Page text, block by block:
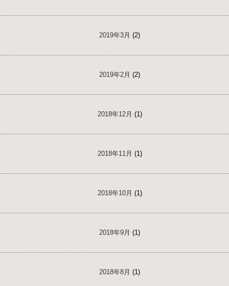
2019年3月 (2)
2019年2月 (2)
2018年12月 (1)
2018年11月 (1)
2018年10月 (1)
2018年9月 (1)
2018年8月 (1)